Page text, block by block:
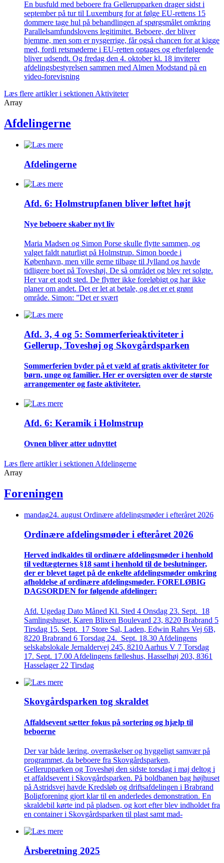
En busfuld med beboere fra Gellerupparken drager sidst i
september på tur til Luxemburg for at følge EU-rettens 15
dommere tage hul på behandlingen af spørgsmålet omkring
Parallelsamfundslovens legitimitet. Beboere, der bliver
hjemme, men som er nysgerrige, får også chancen for at kigge
med, fordi retsmøderne i EU-retten optages og efterfølgende
bliver udsendt. Og fredag den 4. oktober kl. 18 inviterer
afdelingsbestyrelsen sammen med Almen Modstand på en
video-forevisning
Læs flere artikler i sektionen Aktiviteter
Array
Afdelingerne
Afdelingerne
Afd. 6: Holmstrupfanen bliver løftet højt
Nye beboere skaber nyt liv
Maria Madsen og Simon Porse skulle flytte sammen, og
valget faldt naturligt på Holmstrup. Simon boede i
København, men ville gerne tilbage til Jylland og havde
tidligere boet på Toveshøj. De så området og blev ret solgte.
Her var et godt sted. De flytter ikke foreløbigt og har ikke
planer om andet. Det er let at betale, og det er et grønt
område. Simon: ”Det er svært
Afd. 3, 4 og 5: Sommer­ferie­aktiviteter i
Gellerup, Toveshøj og Skovgårds­parken
Sommer­ferien byder på et væld af gratis aktiviteter for
børn, unge og familier. Her er oversigten over de største
arrangementer og faste aktiviteter.
Afd. 6: Keramik i Holmstrup
Ovnen bliver atter udnyttet
Læs flere artikler i sektionen Afdelingerne
Array
Foreningen
mandag24. august Ordinære afdelings­møder i efteråret 2026
Ordinære afdelings­møder i efteråret 2026
Herved indkaldes til ordinære afdelings­møder i henhold
til vedtægternes §18 samt i henhold til de beslutninger,
der er blevet taget på de enkelte afdelings­møder omkring
afholdelse af ordinære afdelings­møder. FORELØBIG
DAGSORDEN for følgende afdelinger:
Afd. Ugedag Dato Måned Kl. Sted 4 Onsdag 23. Sept. 18
Samlingshuset, Karen Blixen Boulevard 23, 8220 Brabrand 5
Tirsdag 15. Sept. 17 Store Sal, Laden, Edwin Rahrs Vej 6B,
8220 Brabrand 6 Torsdag 24. Sept. 18.30 Afdelingens
selskabslokale Jernaldervej 245, 8210 Aarhus V 7 Torsdag
17. Sept. 17.00 Afdelingens fælleshus, Hasselhøj 203, 8361
Hasselager 22 Tirsdag
Skovgårds­parken tog skraldet
Affaldsevent sætter fokus på sortering og hjælp til
beboerne
Der var både læring, overraskelser og hyggeligt samvær på
programmet, da beboere fra Skovgårdsparken,
Gellerupparken og Toveshøj den sidste torsdag i maj deltog i
et affaldsevent i Skovgårdsparken. På boldbanen bag højhuset
på Astridsvej havde Kredsløb og driftsafdelingen i Brabrand
Boligforening gjort klar til en anderledes demonstration. En
skraldebil kørte ind på pladsen, og kort efter blev indholdet fra
en container i Skovgårdsparken til plast samt mad-
Årsberetning 2025